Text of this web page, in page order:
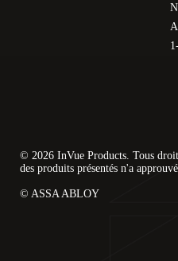
© 2026 InVue Products. Tous
des produits présentés n'a approuvé
© ASSA ABLOY